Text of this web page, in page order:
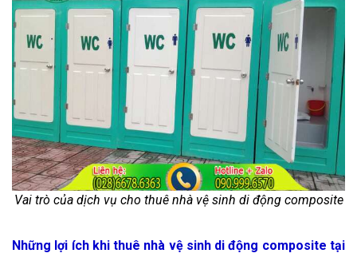
Vai trò của dịch vụ cho thuê nhà vệ sinh di động composite
Những lợi ích khi thuê nhà vệ sinh di động composite tại